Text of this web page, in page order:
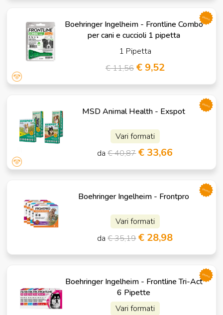
Boehringer Ingelheim - Frontline Combo
per cani e cuccioli 1 pipetta
1 Pipetta
€ 11,56 € 9,52
promo
MSD Animal Health - Exspot
Vari formati
da€ 40,87 € 33,66
promo
Boehringer Ingelheim - Frontpro
Vari formati
da€ 35,19 € 28,98
promo
Boehringer Ingelheim - Frontline Tri-Act
6 Pipette
Vari formati
promo